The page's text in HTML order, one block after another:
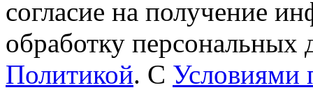
согласие на получение
обработку персональных
Политикой. С Условиями